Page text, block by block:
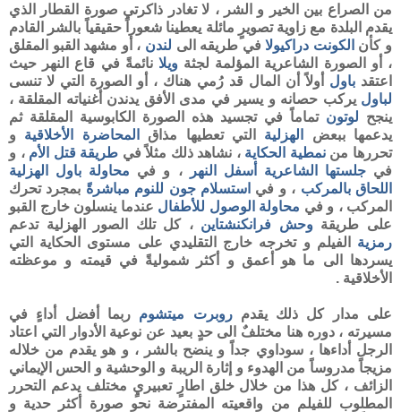
من الصراع بين الخير و الشر ، لا تغادر ذاكرتي صورة القطار الذي
يقدم البلدة مع زاوية تصويرٍ مائلة يعطينا شعوراً حقيقياً بالشر القادم
و كأن الكونت دراكيولافي طريقه الى لندن ، أو مشهد القبو المقلق
، أو الصورة الشاعرية المؤلمة لجثةويلا نائمةً في قاع النهر حيث
اعتقدباول أولاً أن المال قد رُمي هناك ، أو الصورة التي لا تنسى
لباول يركب حصانه و يسير في مدى الأفق يدندن أغنياته المقلقة ،
ينجح لوتون تماماً في تجسيد هذه الصورة الكابوسية المقلقة ثم
يدعمها ببعض
الهزلية التي تعطيها مذاق المحاضرة الأخلاقية و
تحررها مننمطية الحكاية ، نشاهد ذلك مثلاً في طريقة قتل الأم ، و
فيجلستها الشاعرية أسفل النهر ، و في محاولة باول الهزلية
اللحاق بالمركب ، و في استسلام جون للنوم مباشرةً بمجرد تحرك
المركب ، و في محاولة الوصول للأطفال عندما ينسلون خارج القبو
على طريقةوحش فرانكنشتاين ، كل تلك الصور الهزلية تدعم
رمزية الفيلم و تخرجه خارج التقليدي على مستوى الحكاية التي
يسردها الى ما هو أعمق و أكثر شموليةً في قيمته و موعظته
الأخلاقية .
على مدار كل ذلك يقدمروبرت ميتشوم ربما أفضل أداءٍ في
مسيرته ، دوره هنا مختلفٌ الى حدٍ بعيد عن نوعية الأدوار التي اعتاد
الرجل أداءها ، سوداوي جداً و ينضح بالشر ، و هو يقدم من خلاله
مزيجاً مدروساً من الهدوء و إثارة الريبة و الوحشية و الحس الإيماني
الزائف ، كل هذا من خلال خلق اطارٍ تعبيريٍ مختلف يدعم التحرر
المطلوب للفيلم من واقعيته المفترضة نحو صورة أكثر حدية و